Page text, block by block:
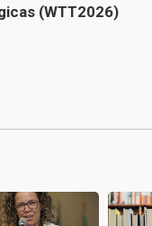
(WTT2026)